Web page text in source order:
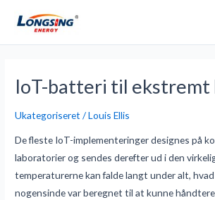
indhold
IoT-batteri til
Ukategoriseret /Louis Ellis
De fleste IoT-implementeringer designes på
laboratorier og sendes derefter ud i den
temperaturerne kan falde langt under alt,
nogensinde var beregnet til at kunne
IoT-
til
ekstremt
koldt
vejr